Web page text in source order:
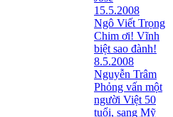
15.5.2008
Ngô Viết Trọng
Chim ơi! Vĩnh
biệt sao đành!
8.5.2008
Nguyễn Trâm
Phỏng vấn một
người Việt 50
tuổi, sang Mỹ